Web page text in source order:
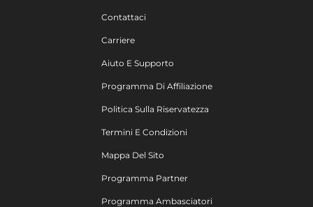
Contattaci
Carriere
Aiuto E Supporto
Programma Di Affiliazione
Politica Sulla Riservatezza
Termini E Condizioni
Mappa Del Sito
Programma Partner
Programma Ambasciatori